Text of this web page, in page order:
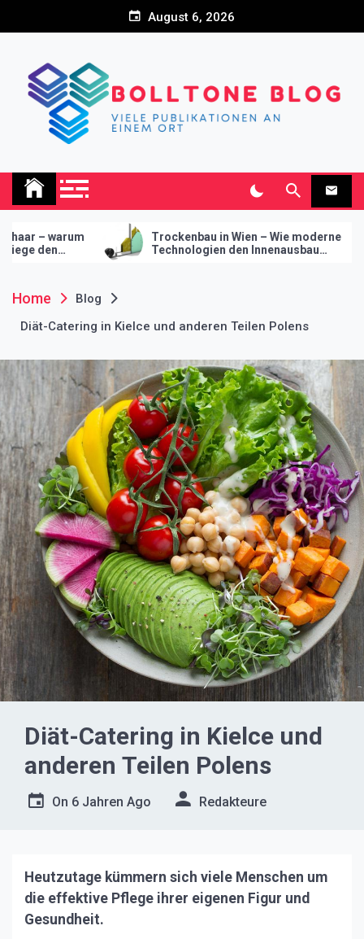
August 6, 2026
Bolltone Blog
Trockenbau in Wien – Wie moderne
Technologien den Innenausbau
revolutionieren
Innovative
Trockenbau
Home
Blog
Diät-Catering in Kielce und anderen Teilen Polens
Diät-Catering in Kielce und
anderen Teilen Polens
On 6 Jahren Ago Redakteure
Heutzutage kümmern sich viele Menschen um
die effektive Pflege ihrer eigenen Figur und
Gesundheit.